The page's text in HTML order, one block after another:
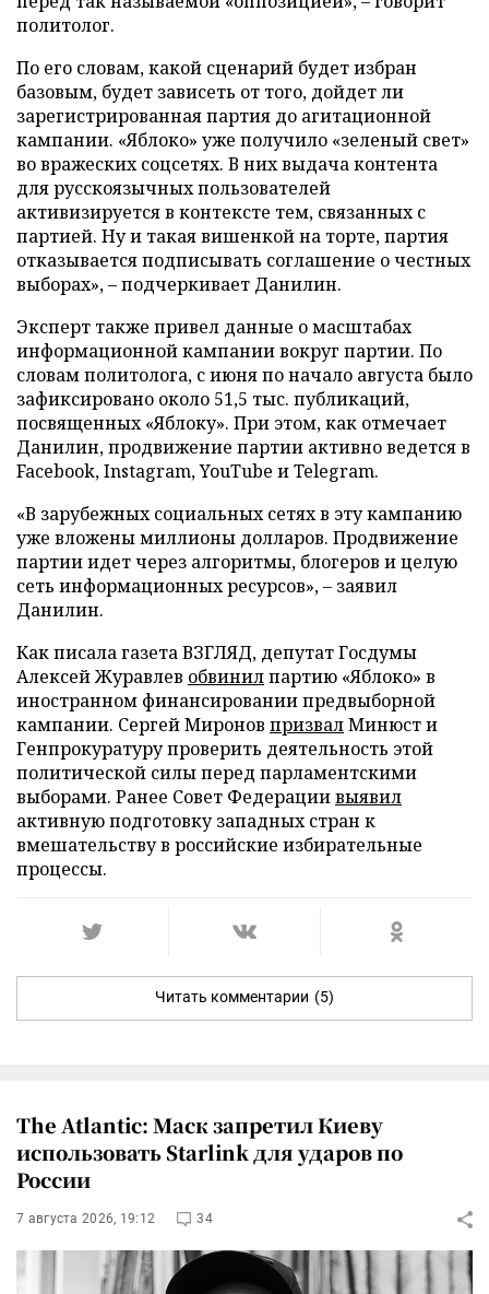
политолог.
По его словам, какой сценарий будет избран
базовым, будет зависеть от того, дойдет ли
зарегистрированная партия до агитационной
кампании. «Яблоко» уже получило «зеленый свет»
во вражеских соцсетях. В них выдача контента
для русскоязычных пользователей
активизируется в контексте тем, связанных с
партией. Ну и такая вишенкой на торте, партия
отказывается подписывать соглашение о честных
выборах», – подчеркивает Данилин.
Эксперт также привел данные о масштабах
информационной кампании вокруг партии. По
словам политолога, с июня по начало августа было
зафиксировано около 51,5 тыс. публикаций,
посвященных «Яблоку». При этом, как отмечает
Данилин, продвижение партии активно ведется в
Facebook, Instagram, YouTube и Telegram.
«В зарубежных социальных сетях в эту кампанию
уже вложены миллионы долларов. Продвижение
партии идет через алгоритмы, блогеров и целую
сеть информационных ресурсов», – заявил
Данилин.
Как писала газета ВЗГЛЯД, депутат Госдумы
Алексей Журавлев обвинилпартию «Яблоко» в
иностранном финансировании предвыборной
кампании. Сергей Миронов призвалМинюст и
Генпрокуратуру проверить деятельность этой
политической силы перед парламентскими
выборами. Ранее Совет Федерациивыявил
активную подготовку западных стран к
вмешательству в российские избирательные
процессы.
Читать комментарии (5)
The Atlantic: Маск запретил Киеву
использовать Starlink для ударов по
России
7 августа 2026, 19:12 34